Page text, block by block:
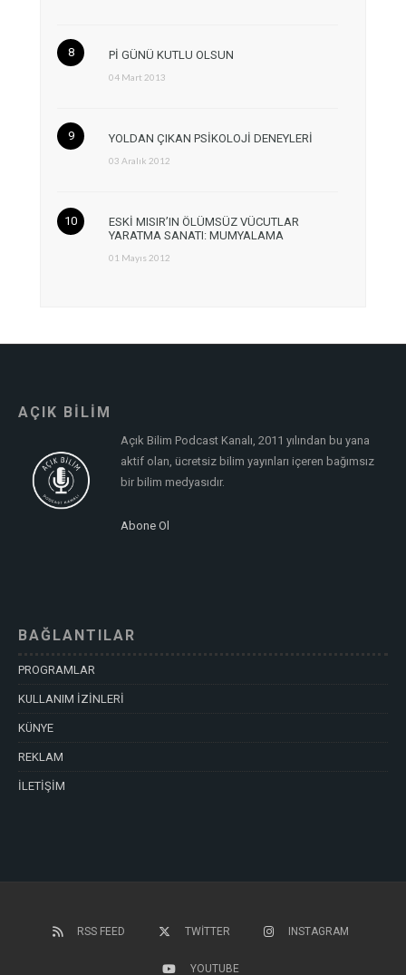
Pİ GÜNÜ KUTLU OLSUN
04 Mart 2013
YOLDAN ÇIKAN PSİKOLOJİ DENEYLERİ
03 Aralık 2012
ESKİ MISIR’IN ÖLÜMSÜZ VÜCUTLAR
YARATMA SANATI: MUMYALAMA
01 Mayıs 2012
AÇIK BİLİM
Açık Bilim Podcast Kanalı, 2011 yılından bu yana
aktif olan, ücretsiz bilim yayınları içeren bağımsız
bir bilim medyasıdır.
Abone Ol
BAĞLANTILAR
PROGRAMLAR
KULLANIM İZİNLERİ
KÜNYE
REKLAM
İLETİŞİM
RSS FEED TWITTER INSTAGRAM
YOUTUBE